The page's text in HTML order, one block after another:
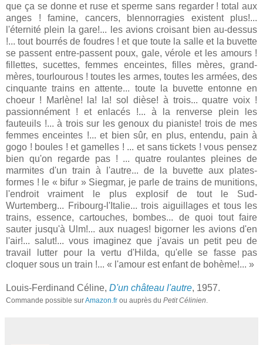
que ça se donne et ruse et sperme sans regarder ! total aux
anges ! famine, cancers, blennorragies existent plus!...
l'éternité plein la gare!... les avions croisant bien au-dessus
!... tout bourrés de foudres ! et que toute la salle et la buvette
se passent entre-passent poux, gale, vérole et les amours !
fillettes, sucettes, femmes enceintes, filles mères, grand-
mères, tourlourous ! toutes les armes, toutes les armées, des
cinquante trains en attente... toute la buvette entonne en
choeur ! Marlène! la! la! sol dièse! à trois... quatre voix !
passionnément ! et enlacés !... à la renverse plein les
fauteuils !... à trois sur les genoux du pianiste! trois de mes
femmes enceintes !... et bien sûr, en plus, entendu, pain à
gogo ! boules ! et gamelles ! ... et sans tickets ! vous pensez
bien qu'on regarde pas ! ... quatre roulantes pleines de
marmites d'un train à l'autre... de la buvette aux plates-
formes ! le « bifur » Siegmar, je parle de trains de munitions,
l'endroit vraiment le plus explosif de tout le Sud-
Wurtemberg... Fribourg-l'Italie... trois aiguillages et tous les
trains, essence, cartouches, bombes... de quoi tout faire
sauter jusqu'à Ulm!... aux nuages! bigorner les avions d'en
l'air!... salut!... vous imaginez que j'avais un petit peu de
travail lutter pour la vertu d'Hilda, qu'elle se fasse pas
cloquer sous un train !... « l'amour est enfant de bohème!... »
Louis-Ferdinand Céline, D'un château l'autre, 1957.
Commande possible surAmazon.fr ou auprès du Petit Célinien